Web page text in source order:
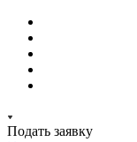
Подать заявку